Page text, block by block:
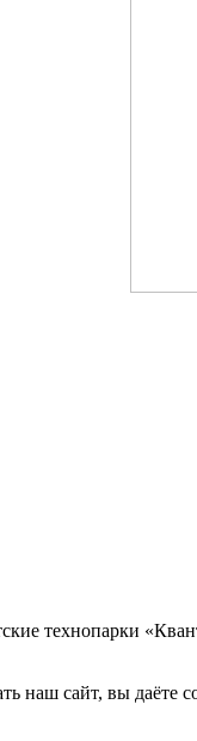
технопарки
наш сайт, вы даёте